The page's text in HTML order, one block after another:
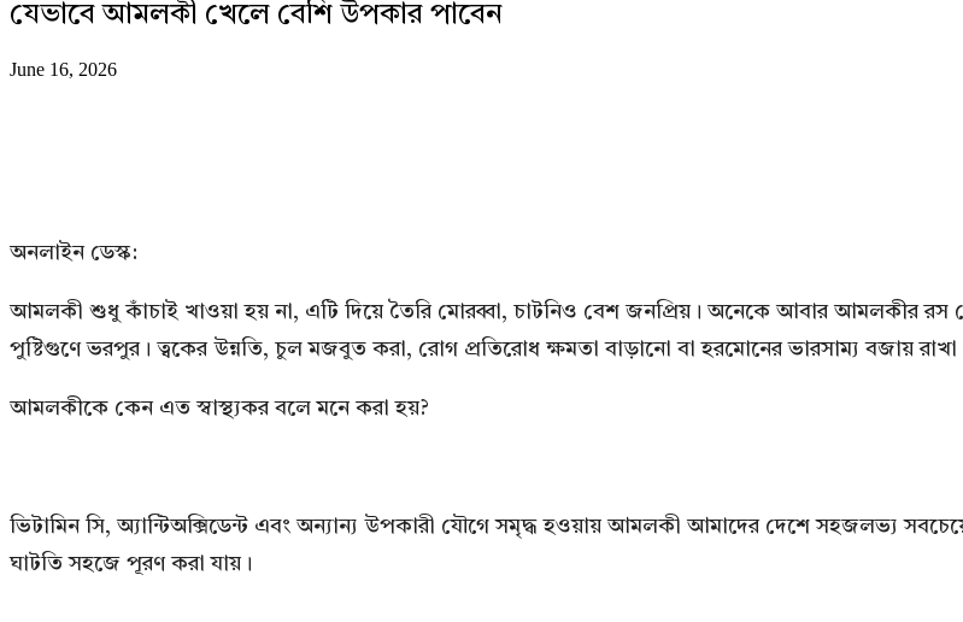
যেভাবে আমলকী খেলে বেশি উপকার পাবেন
June 16, 2026
অনলাইন ডেস্ক:
আমলকী শুধু কাঁচাই খাওয়া হয় না, এটি দিয়ে তৈরি মোরব্বা, চাটনিও বেশ জনপ্রিয়। অনেকে আবার আমলকীর
পুষ্টিগুণে ভরপুর। ত্বকের উন্নতি, চুল মজবুত করা, রোগ প্রতিরোধ ক্ষমতা বাড়ানো বা হরমোনের ভারসাম্য বজায়
আমলকীকে কেন এত স্বাস্থ্যকর বলে মনে করা হয়?
ভিটামিন সি, অ্যান্টিঅক্সিডেন্ট এবং অন্যান্য উপকারী যৌগে সমৃদ্ধ হওয়ায় আমলকী আমাদের দেশে সহজলভ্য
ঘাটতি সহজে পূরণ করা যায়।